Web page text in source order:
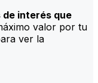
interés que
valor por tu
ver la